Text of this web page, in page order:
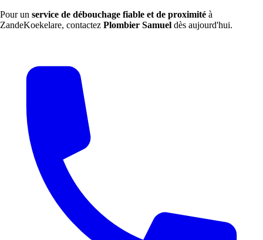
Pour un service de débouchage fiable et de proximité à
ZandeKoekelare, contactez Plombier Samuel dès aujourd'hui.